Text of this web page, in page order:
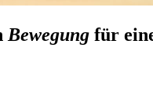
Bewegung für